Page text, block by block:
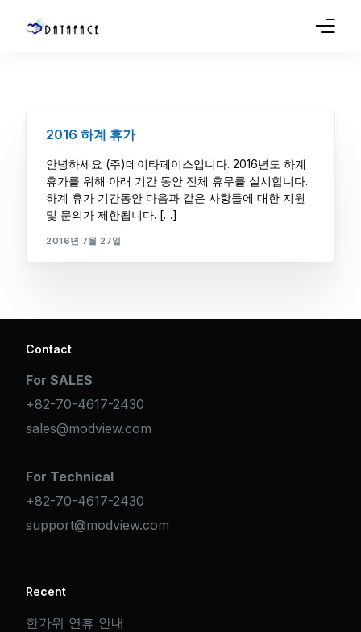
2016 하계 휴가
안녕하세요 (주)데이타페이스입니다. 2016년도 하계
휴가를 위해 아래 기간 동안 전체 휴무를 실시합니다.
하계 휴가 기간동안 다음과 같은 사항들에 대한 지원
및 문의가 제한됩니다. […]
2016년 7월 27일
Contact
For SALES
+82-70-4617-2430
sales@modview.com
For Technical
+82-70-4617-2430
support@modview.com
Recent
한가위 연휴 안내
Sales
Service
Support